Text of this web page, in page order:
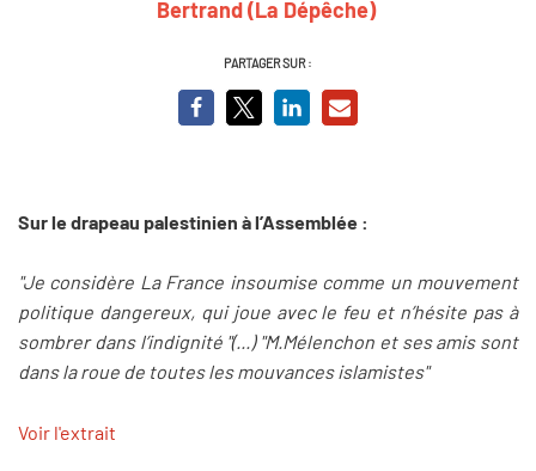
Bertrand (La Dépêche)
PARTAGER SUR :
Sur le drapeau palestinien à l’Assemblée :
"Je considère La France insoumise comme un mouvement
politique dangereux, qui joue avec le feu et n’hésite pas à
sombrer dans l’indignité "(...) "M.Mélenchon et ses amis sont
dans la roue de toutes les mouvances islamistes"
Voir l'extrait